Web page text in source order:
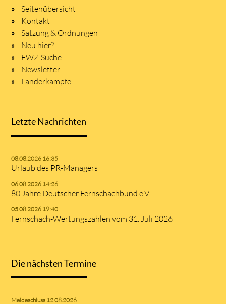
Seitenübersicht
Kontakt
Satzung & Ordnungen
Neu hier?
FWZ-Suche
Newsletter
Länderkämpfe
Letzte Nachrichten
08.08.2026 16:35
Urlaub des PR-Managers
06.08.2026 14:26
80 Jahre Deutscher Fernschachbund e.V.
05.08.2026 19:40
Fernschach-Wertungszahlen vom 31. Juli 2026
Die nächsten Termine
Meldeschluss 12.08.2026